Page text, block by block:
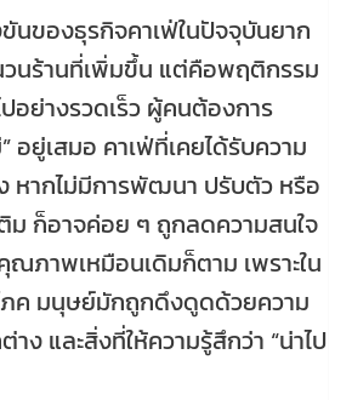
นของธุรกิจคาเฟ่ในปัจจุบันยาก
วนร้านที่เพิ่มขึ้น แต่คือพฤติกรรม
อย่างรวดเร็ว ผู้คนต้องการ
อยู่เสมอ คาเฟ่ที่เคยได้รับความ
หากไม่มีการพัฒนา ปรับตัว หรือ
ม ก็อาจค่อย ๆ ถูกลดความสนใจ
ณภาพเหมือนเดิมก็ตาม เพราะใน
ภค มนุษย์มักถูกดึงดูดด้วยความ
ง และสิ่งที่ให้ความรู้สึกว่า “น่าไป